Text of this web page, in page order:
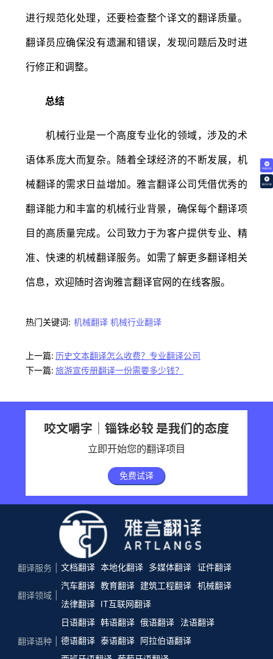
免费试译
翻译价格
进行规范化处理，还要检查整个译文的翻译质量。
翻译员应确保没有遗漏和错误，发现问题后及时进
行修正和调整。
总结
机械行业是一个高度专业化的领域，涉及的术
语体系庞大而复杂。随着全球经济的不断发展，机
械翻译的需求日益增加。雅言翻译公司凭借优秀的
翻译能力和丰富的机械行业背景，确保每个翻译项
目的高质量完成。公司致力于为客户提供专业、精
准、快速的机械翻译服务。如需了解更多翻译相关
信息，欢迎随时咨询雅言翻译官网的在线客服。
热门关键词: 机械翻译 机械行业翻译
上一篇: 历史文本翻译怎么收费？专业翻译公司
下一篇: 旅游宣传册翻译一份需要多少钱？
咬文嚼字｜锱铢必较 是我们的态度
立即开始您的翻译项目
免费试译
翻译服务 文档翻译 本地化翻译 多媒体翻译 证件翻译
翻译领域
汽车翻译 教育翻译 建筑工程翻译 机械翻译
法律翻译
IT互联网翻译
翻译语种
日语翻译 韩语翻译 俄语翻译
法语翻译
德语翻译 泰语翻译 阿拉伯语翻译